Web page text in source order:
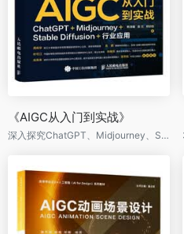
《AIGC从入门到实战》
深入探究ChatGPT、Midjourney、StableDiffusion及其他AI工具的妙用！提供具体提问模版，常用AI工具！